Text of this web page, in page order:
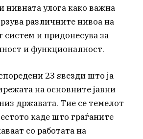
нивната улога како важна
различните нивоа на
систем и придонесува за
и функционалност.
23 ѕвезди што ја
на основните јавни
државата. Тие се темелот
каде што граѓаните
со работата на